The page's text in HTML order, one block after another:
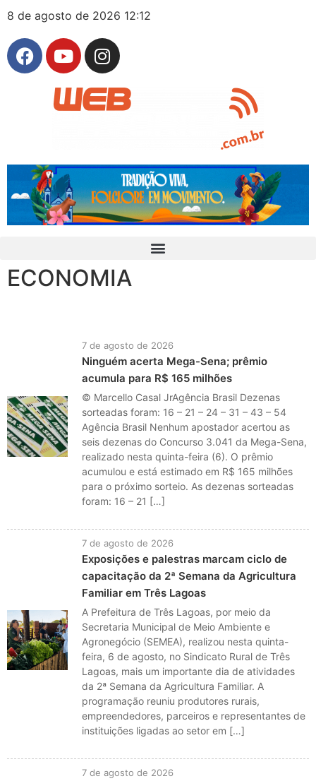
8 de agosto de 2026 12:12
ECONOMIA
7 de agosto de 2026
Ninguém acerta Mega-Sena; prêmio
acumula para R$ 165 milhões
© Marcello Casal JrAgência Brasil Dezenas
sorteadas foram: 16 – 21 – 24 – 31 – 43 – 54
Agência Brasil Nenhum apostador acertou as
seis dezenas do Concurso 3.041 da Mega-Sena,
realizado nesta quinta-feira (6). O prêmio
acumulou e está estimado em R$ 165 milhões
para o próximo sorteio. As dezenas sorteadas
foram: 16 – 21 […]
7 de agosto de 2026
Exposições e palestras marcam ciclo de
capacitação da 2ª Semana da Agricultura
Familiar em Três Lagoas
A Prefeitura de Três Lagoas, por meio da
Secretaria Municipal de Meio Ambiente e
Agronegócio (SEMEA), realizou nesta quinta-
feira, 6 de agosto, no Sindicato Rural de Três
Lagoas, mais um importante dia de atividades
da 2ª Semana da Agricultura Familiar. A
programação reuniu produtores rurais,
empreendedores, parceiros e representantes de
instituições ligadas ao setor em […]
7 de agosto de 2026